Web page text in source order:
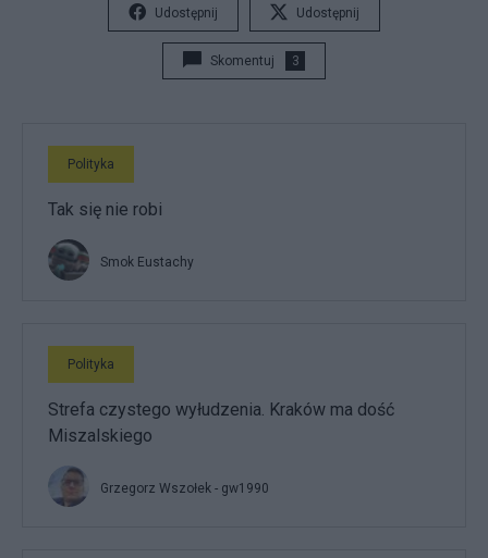
Udostępnij Udostępnij
Skomentuj 3
Polityka
Tak się nie robi
Smok Eustachy
Polityka
Strefa czystego wyłudzenia. Kraków ma dość
Miszalskiego
Grzegorz Wszołek - gw1990